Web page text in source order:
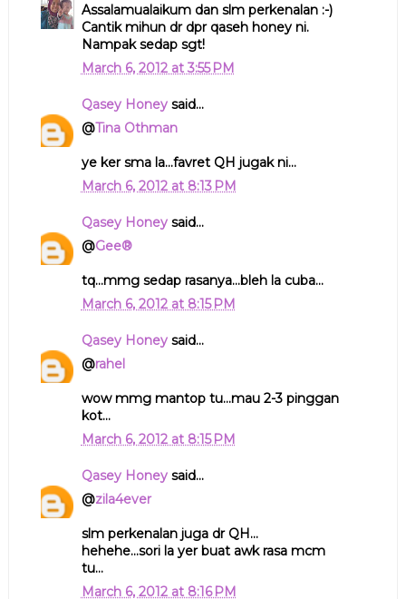
Assalamualaikum dan slm perkenalan :-)
Cantik mihun dr dpr qaseh honey ni.
Nampak sedap sgt!
March 6, 2012 at 3:55 PM
Qasey Honeysaid...
@Tina Othman
ye ker sma la...favret QH jugak ni...
March 6, 2012 at 8:13 PM
Qasey Honeysaid...
@Gee®
tq...mmg sedap rasanya...bleh la cuba...
March 6, 2012 at 8:15 PM
Qasey Honeysaid...
@rahel
wow mmg mantop tu...mau 2-3 pinggan
kot...
March 6, 2012 at 8:15 PM
Qasey Honeysaid...
@zila4ever
slm perkenalan juga dr QH...
hehehe...sori la yer buat awk rasa mcm
tu...
March 6, 2012 at 8:16 PM